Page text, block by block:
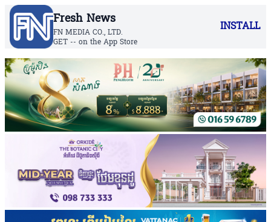
Fresh News
FN MEDIA CO., LTD.
GET -- on the App Store
INSTALL